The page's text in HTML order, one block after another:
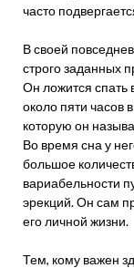
часто
В своей
строго заданных
Он ложится спать
около пяти часов
которую он
Во время сна у
большое
вариабельности
эрекций. Он сам
его личной жизни.
Тем, кому важен